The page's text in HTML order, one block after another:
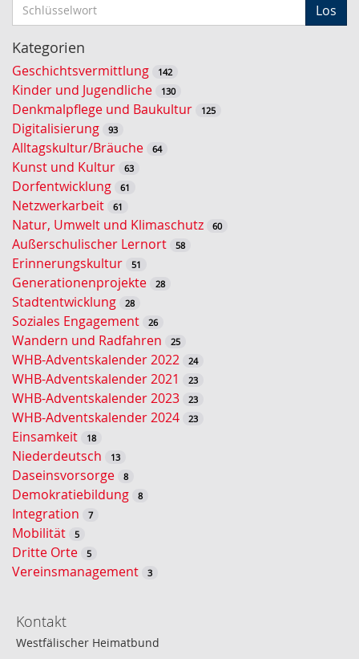
c
h
ü
s
s
e
l
w
o
r
t
-
S
u
c
h
e
Los
Kategorien
Geschichtsvermittlung 142
Kinder und Jugendliche 130
Denkmalpflege und Baukultur 125
Digitalisierung 93
Alltagskultur/Bräuche 64
Kunst und Kultur 63
Dorfentwicklung 61
Netzwerkarbeit 61
Natur, Umwelt und Klimaschutz 60
Außerschulischer Lernort 58
Erinnerungskultur 51
Generationenprojekte 28
Stadtentwicklung 28
Soziales Engagement 26
Wandern und Radfahren 25
WHB-Adventskalender 2022 24
WHB-Adventskalender 2021 23
WHB-Adventskalender 2023 23
WHB-Adventskalender 2024 23
Einsamkeit 18
Niederdeutsch 13
Daseinsvorsorge 8
Demokratiebildung 8
Integration 7
Mobilität 5
Dritte Orte 5
Vereinsmanagement 3
Kontakt
Westfälischer Heimatbund